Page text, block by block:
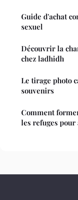
Guide d'achat
sexuel
Découvrir la
chez ladhidh
Le tirage photo
souvenirs
Comment
les refuges pour